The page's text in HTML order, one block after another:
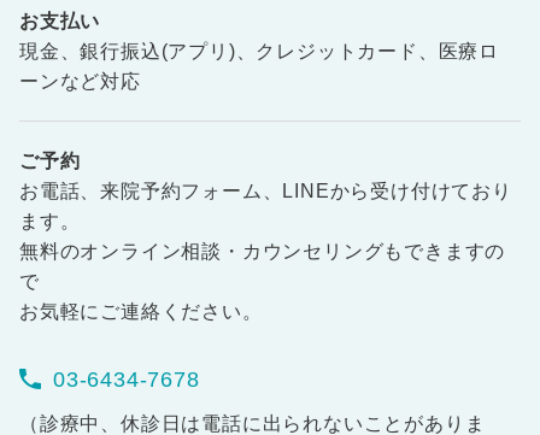
お支払い
現金、銀行振込(アプリ)、クレジットカード、医療ロ
ーンなど対応
ご予約
お電話、来院予約フォーム、LINEから受け付けており
ます。
無料のオンライン相談・カウンセリングもできますの
で
お気軽にご連絡ください。
03-6434-7678
（診療中、休診日は電話に出られないことがありま